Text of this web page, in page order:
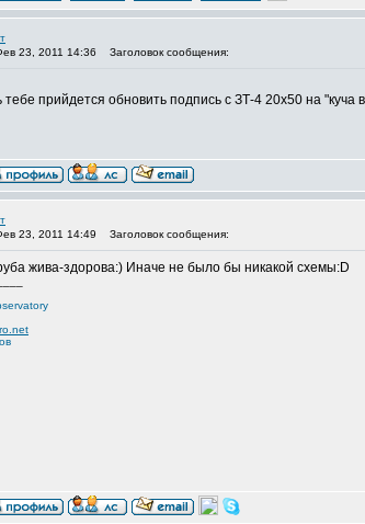
23, 2011 14:36
Заголовок сообщения:
тебе прийдется обновить подпись с ЗТ-4 20х50 на "куча
23, 2011 14:49
Заголовок сообщения:
жива-здорова:) Иначе не было бы никакой схемы:D